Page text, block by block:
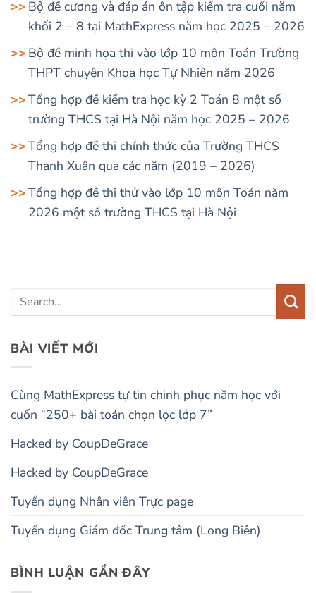
Bộ đề cương và đáp án ôn tập kiểm tra cuối năm
khối 2 – 8 tại MathExpress năm học 2025 – 2026
Bộ đề minh họa thi vào lớp 10 môn Toán Trường
THPT chuyên Khoa học Tự Nhiên năm 2026
Tổng hợp đề kiểm tra học kỳ 2 Toán 8 một số
trường THCS tại Hà Nội năm học 2025 – 2026
Tổng hợp đề thi chính thức của Trường THCS
Thanh Xuân qua các năm (2019 – 2026)
Tổng hợp đề thi thử vào lớp 10 môn Toán năm
2026 một số trường THCS tại Hà Nội
BÀI VIẾT MỚI
Cùng MathExpress tự tin chinh phục năm học với
cuốn “250+ bài toán chọn lọc lớp 7”
Hacked by CoupDeGrace
Hacked by CoupDeGrace
Tuyển dụng Nhân viên Trực page
Tuyển dụng Giám đốc Trung tâm (Long Biên)
BÌNH LUẬN GẦN ĐÂY